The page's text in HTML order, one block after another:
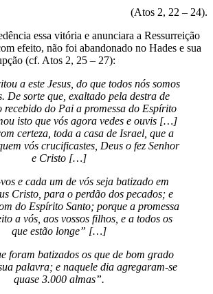
(Atos 2, 22 – 24).
essa vitória e anunciara a Ressurreição
efeito, não foi abandonado no Hades e sua
(cf. Atos 2, 25 – 27):
a este Jesus, do que todos nós somos
De sorte que, exaltado pela destra de
recebido do Pai a promessa do Espírito
isto que vós agora vedes e ouvis […]
certeza, toda a casa de Israel, que a
vós crucificastes, Deus o fez Senhor
e Cristo […]
e cada um de vós seja batizado em
Cristo, para o perdão dos pecados; e
do Espírito Santo; porque a promessa
a vós, aos vossos filhos, e a todos os
que estão longe” […]
foram batizados os que de bom grado
palavra; e naquele dia agregaram-se
quase 3.000 almas”.